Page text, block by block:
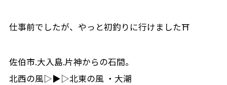
仕事前でしたが、やっと初釣りに行けました⛩
佐伯市.大入島.片神からの石間。
北西の風▷▶︎▷北東の風 ・大潮